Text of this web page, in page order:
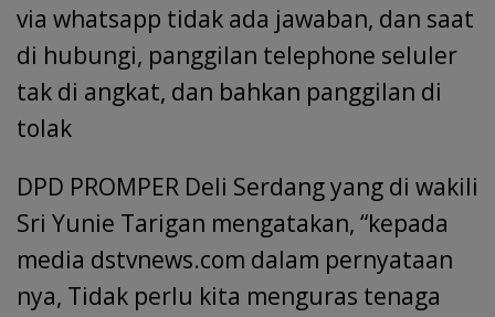
via whatsapp tidak ada jawaban, dan saat
di hubungi, panggilan telephone seluler
tak di angkat, dan bahkan panggilan di
tolak
DPD PROMPER Deli Serdang yang di wakili
Sri Yunie Tarigan mengatakan, “kepada
media dstvnews.com dalam pernyataan
nya, Tidak perlu kita menguras tenaga